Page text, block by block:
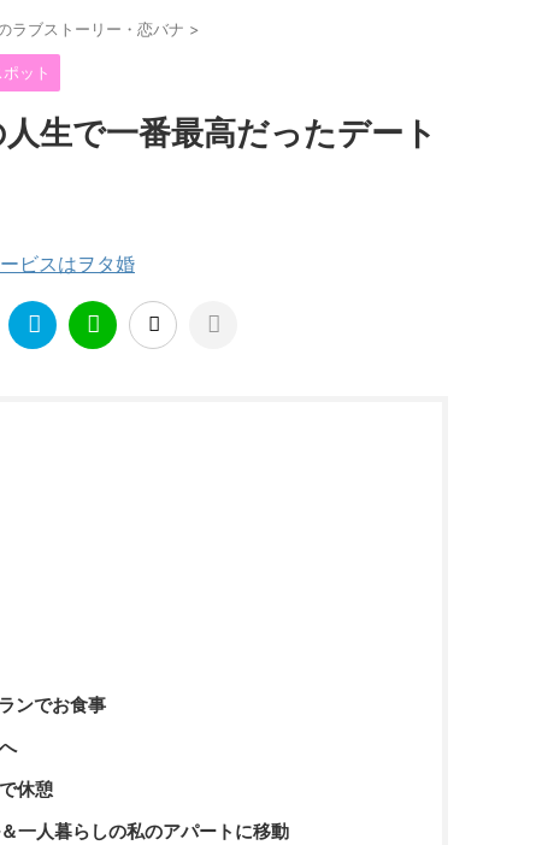
ラブストーリー・恋バナ >
ット
人生で一番最高だったデート
ビスはヲタ婚
ンでお食事
休憩
一人暮らしの私のアパートに移動